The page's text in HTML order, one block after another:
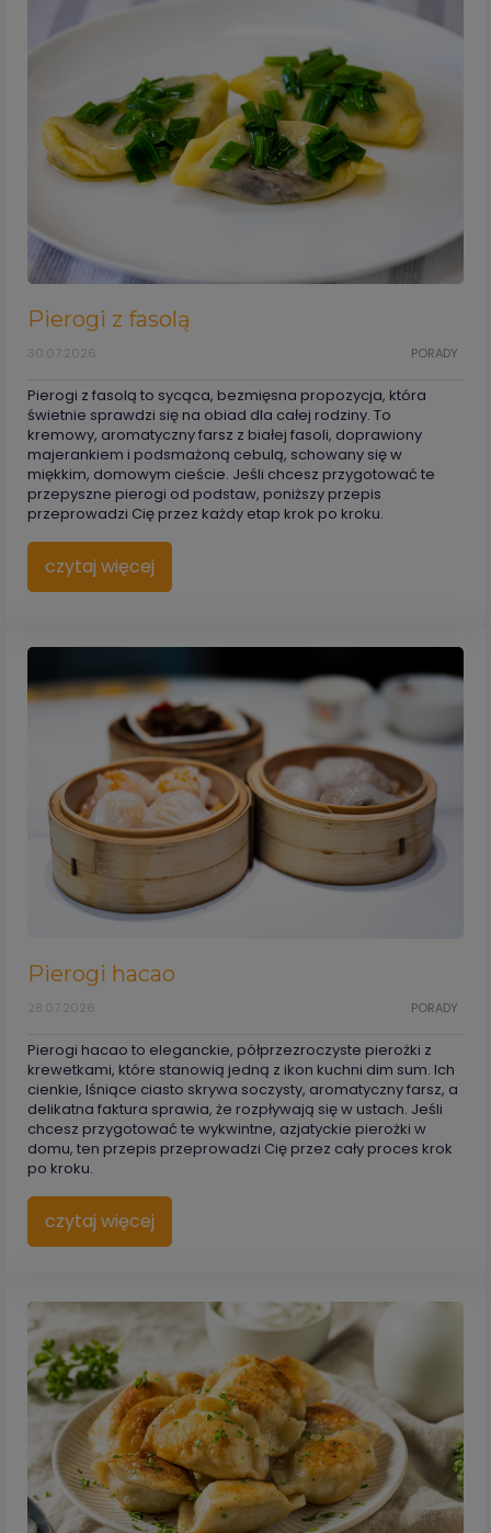
Pierogi z fasolą
PORADY
30.07.2026
Pierogi z fasolą to sycąca, bezmięsna propozycja, która
świetnie sprawdzi się na obiad dla całej rodziny. To
kremowy, aromatyczny farsz z białej fasoli, doprawiony
majerankiem i podsmażoną cebulą, schowany się w
miękkim, domowym cieście. Jeśli chcesz przygotować te
przepyszne pierogi od podstaw, poniższy przepis
przeprowadzi Cię przez każdy etap krok po kroku.
czytaj więcej
Pierogi hacao
PORADY
28.07.2026
Pierogi hacao to eleganckie, półprzezroczyste pierożki z
krewetkami, które stanowią jedną z ikon kuchni dim sum. Ich
cienkie, lśniące ciasto skrywa soczysty, aromatyczny farsz, a
delikatna faktura sprawia, że rozpływają się w ustach. Jeśli
chcesz przygotować te wykwintne, azjatyckie pierożki w
domu, ten przepis przeprowadzi Cię przez cały proces krok
po kroku.
czytaj więcej